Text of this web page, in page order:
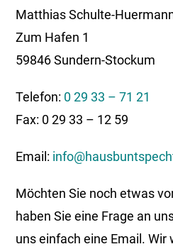
Matthias Schulte-
Zum Hafen 1
59846 Sundern-Stockum
Telefon: 0 29 33 – 71 21
Fax: 0 29 33 – 12 59
Email:
Möchten Sie noch etwas
haben Sie eine Frage an
uns einfach eine Email.